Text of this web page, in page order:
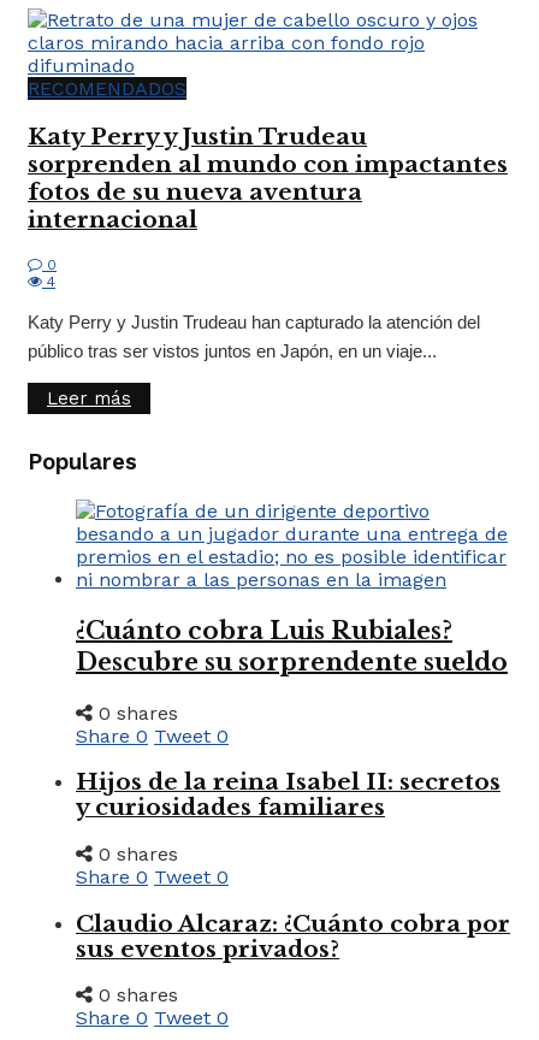
RECOMENDADOS
Katy Perry y Justin Trudeau
sorprenden al mundo con impactantes
fotos de su nueva aventura
internacional
0
4
Katy Perry y Justin Trudeau han capturado la atención del
público tras ser vistos juntos en Japón, en un viaje...
Leer más
Populares
¿Cuánto cobra Luis Rubiales?
Descubre su sorprendente sueldo
0 shares
Share 0 Tweet 0
Hijos de la reina Isabel II: secretos
y curiosidades familiares
0 shares
Share 0 Tweet 0
Claudio Alcaraz: ¿Cuánto cobra por
sus eventos privados?
0 shares
Share 0 Tweet 0